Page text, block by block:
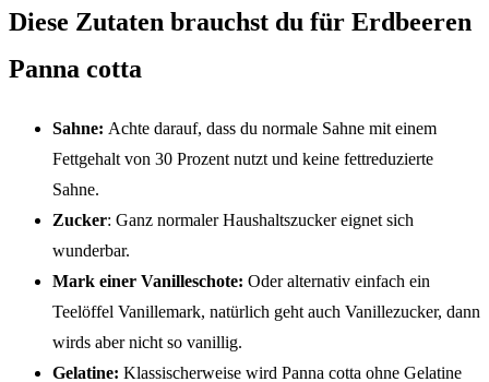
Diese Zutaten brauchst du für Erdbeeren
Panna cotta
Sahne: Achte darauf, dass du normale Sahne mit einem
Fettgehalt von 30 Prozent nutzt und keine fettreduzierte
Sahne.
Zucker: Ganz normaler Haushaltszucker eignet sich
wunderbar.
Mark einer Vanilleschote: Oder alternativ einfach ein
Teelöffel Vanillemark, natürlich geht auch Vanillezucker, dann
wirds aber nicht so vanillig.
Gelatine: Klassischerweise wird Panna cotta ohne Gelatine